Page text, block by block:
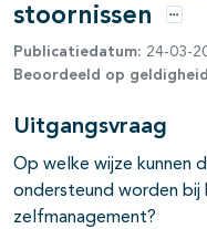
open- en
open- en
open- en
stoornissen
Publicatiedatum: 24-03-
Beoordeeld op
Uitgangsvraag
Op welke wijze kunnen
ondersteund worden bij
zelfmanagement?